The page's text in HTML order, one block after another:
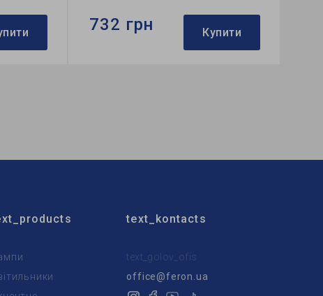
732 грн Купити
text_kontacts
text_golov_ofis
office@feron.ua